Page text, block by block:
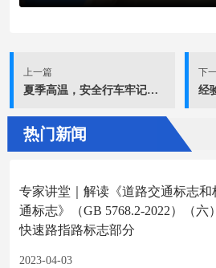
上一篇
夏季高温，安全行车牢记这些要点！
下
热门新闻
专家讲堂｜解读《道路交通标志和
通标志》（GB 5768.2-2022）（
快速路指路标志部分
2023-04-03